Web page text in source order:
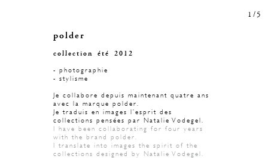
1 /5
polder
collection été 2012
- photographie
- stylisme
Je collabore depuis maintenant quatre ans
avec la marque polder.
Je traduis en images l’esprit des
collections pensées par Natalie Vodegel.
I have been collaborating for four years
with the brand polder.
I translate into images the spirit of the
collections designed by Natalie Vodegel.